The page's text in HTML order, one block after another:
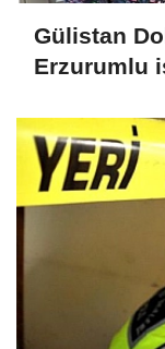
Gülistan
Erzurumlu